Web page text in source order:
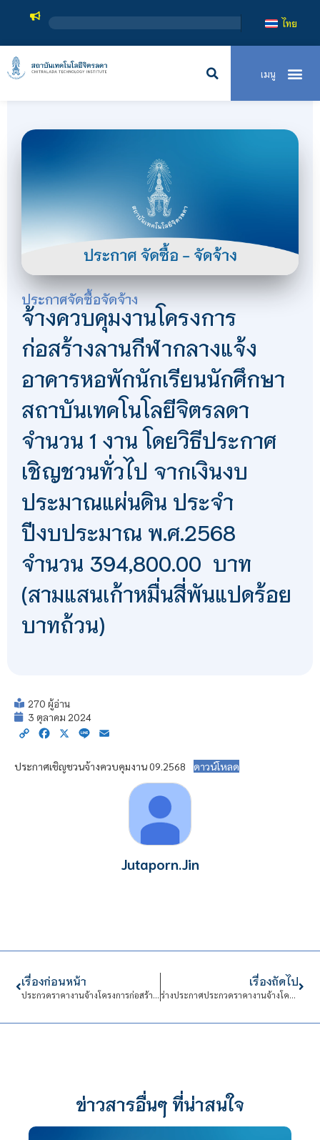
ไทย
ประกาศจัดซื้อจัดจ้าง
จ้างควบคุมงานโครงการ
ก่อสร้างลานกีฬากลางแจ้ง
อาคารหอพักนักเรียนนักศึกษา
สถาบันเทคโนโลยีจิตรลดา
จำนวน 1 งาน โดยวิธีประกาศ
เชิญชวนทั่วไป จากเงินงบ
ประมาณแผ่นดิน ประจำ
ปีงบประมาณ พ.ศ.2568
จำนวน 394,800.00 บาท
(สามแสนเก้าหมื่นสี่พันแปดร้อย
บาทถ้วน)
270 ผู้อ่าน
3 ตุลาคม 2024
Copy Facebook
X Line
ประกาศเชิญชวนจ้างควบคุมงาน 09.2568 ดาวน์โหลด
Jutaporn.Jin
เรื่องก่อนหน้า
ประกวดราคางานจ้างโครงการก่อสร้างลานกีฬากลางแจ้งอาคารหอพักนักเรียนนักศึกษา สถาบันเทคโนโลยีจิตรลดา จำนวน 1 งาน ด้วยวิธีประกวดราคาอิเล็กทรอนิกส์ (e-bidding) ด้วยงบประมาณเงินแผ่นดิน ประจำปีงบประมาณ พ.ศ.2568 จำนวนเงิน 8,773,100.00 บาท (แปดล้านเจ็ดแสนเจ็ดหมื่นสามพันหนึ่งร้อยบาทถ้วน)
เรื่องถัดไป
ร่างประกาศประกวดราคางานจ้างโครงการก่อสร้างลานกีฬากลางแจ้งอาคารหอพักนักเรียนนักศึกษา สถาบันเทคโนโลยีจิตรลดา จำนวน 1 งาน ด้วยวิธีประกวดราคาอิเล็กทรอนิกส์ (e-bidding) งบประมาณเงินแผ่นดินประจำปีงบประมาณ พ.ศ.2568 จำนวนเงิน 8,773,100.00 บาท (แปดล้านเจ็ดแสนเจ็ดหมื่นสามพันหนึ่งร้อยบาทถ้วน)
ข่าวสารอื่นๆ ที่น่าสนใจ